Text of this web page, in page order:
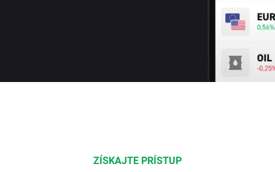
ZÍSKAJTE PRÍSTUP